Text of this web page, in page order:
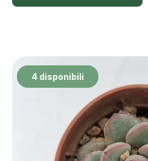
4 disponibili